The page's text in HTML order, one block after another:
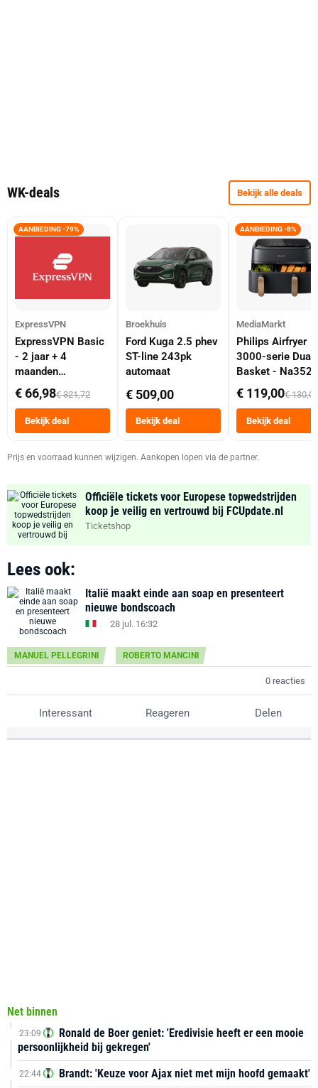
WK-deals Bekijk alle deals
AANBIEDING -79%
ExpressVPN
ExpressVPN Basic
- 2 jaar + 4
maanden
abonnement
€ 66,98€ 321,72
Bekijk deal
Broekhuis
Ford Kuga 2.5 phev
ST-line 243pk
automaat
€ 509,00
Bekijk deal
AANBIEDING -8%
MediaMarkt
Philips Airfryer
3000-serie Dual
Basket -
Dubbele Mand 9
Tot 6 Personen
Heteluchtfriteuse
Zwart
€ 119,00€ 130,00
Bekijk deal
Prijs en voorraad kunnen wijzigen. Aankopen lopen via de partner.
Officiële tickets voor Europese topwedstrijden
koop je veilig en vertrouwd bij FCUpdate.nl
Ticketshop
Lees ook:
Italië maakt einde aan soap en presenteert
nieuwe bondscoach
28 jul. 16:32
MANUEL PELLEGRINI ROBERTO MANCINI
0 reacties
Interessant Reageren Delen
Net binnen
23:09
Ronald de Boer geniet: 'Eredivisie heeft er een mooie
persoonlijkheid bij gekregen'
22:44 Brandt: 'Keuze voor Ajax niet met mijn hoofd gemaakt'